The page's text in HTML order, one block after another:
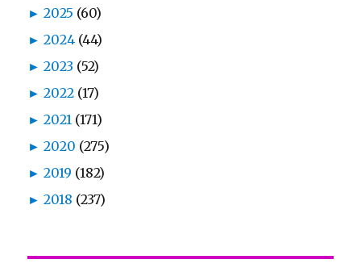
► 2025 (60)
► 2024 (44)
► 2023 (52)
► 2022 (17)
► 2021 (171)
► 2020 (275)
► 2019 (182)
► 2018 (237)